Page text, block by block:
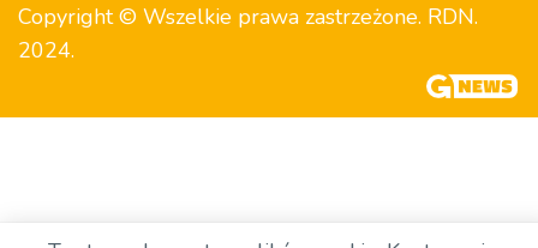
Copyright © Wszelkie prawa zastrzeżone. RDN.
2024.